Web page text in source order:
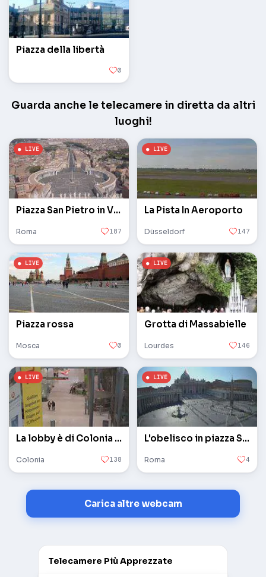
Piazza della libertà
0
Guarda anche le telecamere in diretta da altri
luoghi!
Piazza San Pietro in Vaticano
Roma 187
La Pista In Aeroporto
Düsseldorf 147
Piazza rossa
Mosca 0
Grotta di Massabielle
Lourdes 146
La lobby è di Colonia / Bonn
Colonia 138
L'obelisco in piazza San Pietro in Vaticano
Roma 4
Carica altre webcam
Telecamere Più Apprezzate